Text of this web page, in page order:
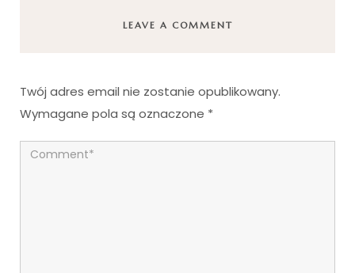
LEAVE A COMMENT
Twój adres email nie zostanie opublikowany.
Wymagane pola są oznaczone *